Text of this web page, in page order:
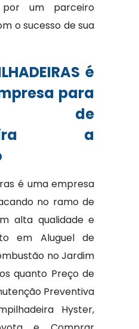
por um parceiro
o sucesso de sua
é
para
de
a
é uma empresa
no ramo de
alta qualidade e
em Aluguel de
no Jardim
quanto Preço de
Preventiva
Hyster,